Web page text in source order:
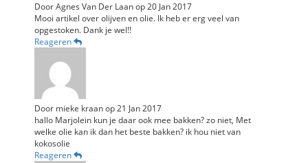
DoorAgnes Van Der Laanop20 Jan 2017
Mooi artikel over olijven en olie. Ik heb er erg veel van
opgestoken. Dank je wel!!
Reageren
Door mieke kraanop21 Jan 2017
hallo Marjolein kun je daar ook mee bakken? zo niet, Met
welke olie kan ik dan het beste bakken? ik hou niet van
kokosolie
Reageren